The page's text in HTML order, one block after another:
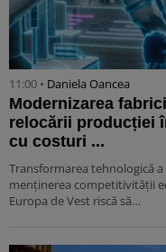
11:00 • Daniela Oancea
Modernizarea
relocării producției
cu costuri ...
Transformarea tehnologică
menținerea competitivității
Europa de Vest riscă să…